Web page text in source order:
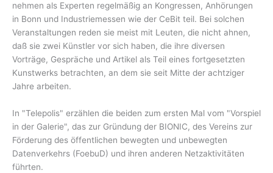
nehmen als Experten regelmäßig an Kongressen, Anhörungen
in Bonn und Industriemessen wie der CeBit teil. Bei solchen
Veranstaltungen reden sie meist mit Leuten, die nicht ahnen,
daß sie zwei Künstler vor sich haben, die ihre diversen
Vorträge, Gespräche und Artikel als Teil eines fortgesetzten
Kunstwerks betrachten, an dem sie seit Mitte der achtziger
Jahre arbeiten.
In "Telepolis" erzählen die beiden zum ersten Mal vom "Vorspiel
in der Galerie", das zur Gründung der BIONIC, des Vereins zur
Förderung des öffentlichen bewegten und unbewegten
Datenverkehrs (FoebuD) und ihren anderen Netzaktivitäten
führten.